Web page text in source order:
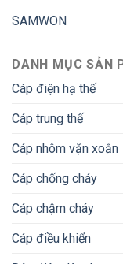
SAMWON
DANH MỤC SẢN
Cáp điện hạ thế
Cáp trung thế
Cáp nhôm vặn xoắn
Cáp chống cháy
Cáp chậm cháy
Cáp điều khiển